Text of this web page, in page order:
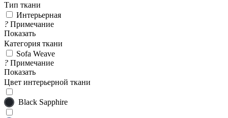
Тип ткани
Интерьерная
? Примечание
Показать
Категория ткани
Sofa Weave
? Примечание
Показать
Цвет интерьерной ткани
Black Sapphire